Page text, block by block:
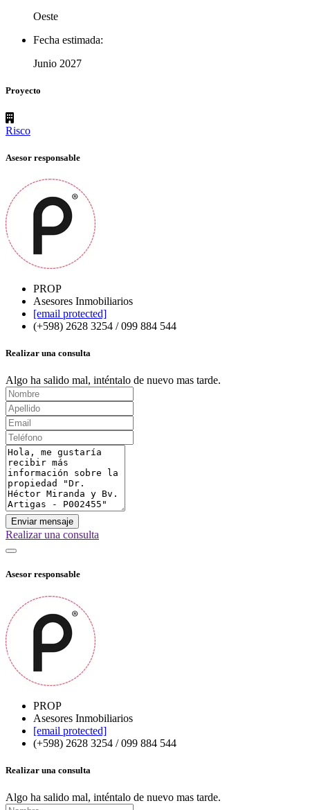
Oeste
Fecha estimada:
Junio 2027
Proyecto
Risco
Asesor responsable
PROP
Asesores Inmobiliarios
[email protected]
(+598) 2628 3254 / 099 884 544
Realizar una consulta
Algo ha salido mal, inténtalo de nuevo mas tarde.
Enviar mensaje
Realizar una consulta
Asesor responsable
PROP
Asesores Inmobiliarios
[email protected]
(+598) 2628 3254 / 099 884 544
Realizar una consulta
Algo ha salido mal, inténtalo de nuevo mas tarde.